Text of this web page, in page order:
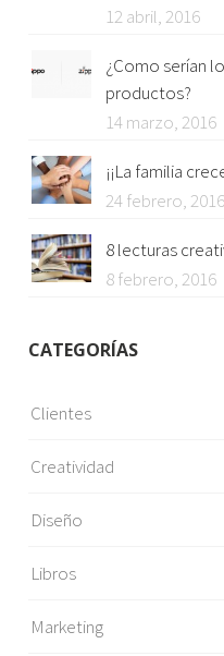
12 abril, 2016
¿Como serían
productos?
14 marzo, 2016
¡¡La familia
24 febrero, 2016
8 lecturas
8 febrero, 2016
CATEGORÍAS
Clientes
Creatividad
Diseño
Libros
Marketing